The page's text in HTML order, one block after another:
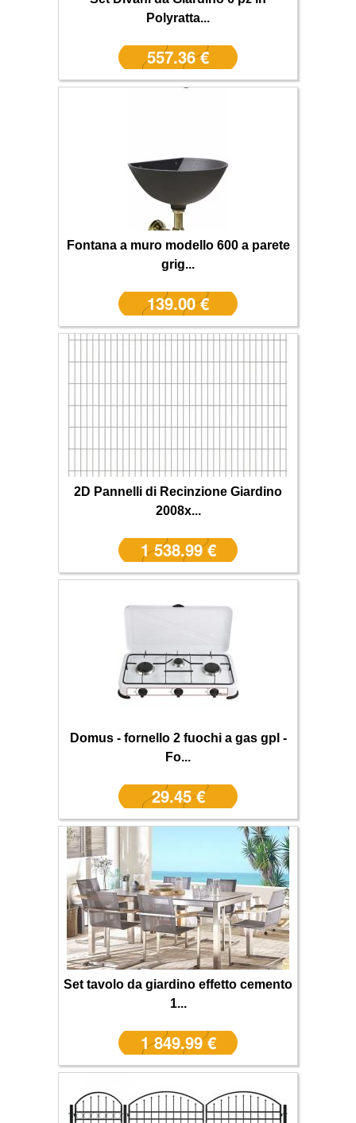
Polyratta...
557.36 €
Fontana a muro modello 600 a parete
grig...
139.00 €
2D Pannelli di Recinzione Giardino
2008x...
1 538.99 €
Domus - fornello 2 fuochi a gas gpl -
Fo...
29.45 €
Set tavolo da giardino effetto cemento
1...
1 849.99 €